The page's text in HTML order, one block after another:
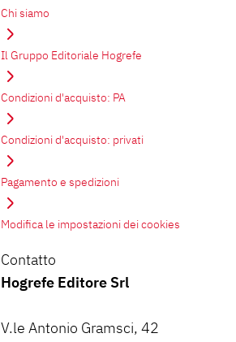
Chi siamo
Il Gruppo Editoriale Hogrefe
Condizioni d'acquisto: PA
Condizioni d'acquisto: privati
Pagamento e spedizioni
Modifica le impostazioni dei cookies
Contatto
Hogrefe Editore Srl
V.le Antonio Gramsci, 42